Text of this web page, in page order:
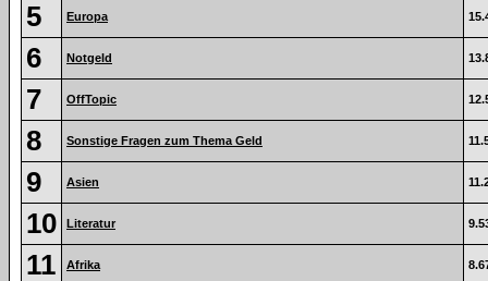
5 Europa
6 Notgeld
7 OffTopic
8 Sonstige Fragen zum Thema Geld
9 Asien
10 Literatur
11 Afrika